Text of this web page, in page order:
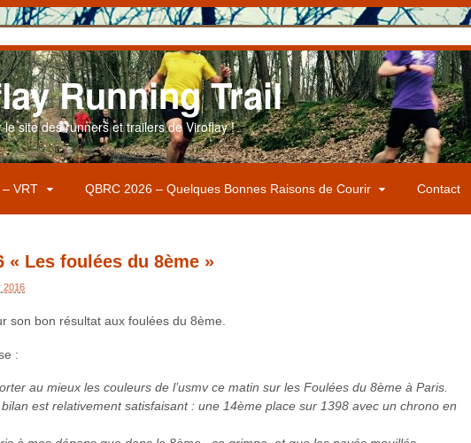
Running Trail
le site des runners et trailers de Viroflay !
VRT QBRC 2026 – Quelques Bonnes Raisons de Courir Contact
« Les foulées du 8ème »
2016
son bon résultat aux foulées du 8ème.
:
au mieux les couleurs de l’usmv ce matin sur les Foulées du 8ème à Paris.
est relativement satisfaisant : une 14ème place sur 1398 avec un chrono en